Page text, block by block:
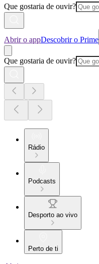
Que gostaria de ouvir?
Abrir o appDescobrir o Prime
Que gostaria de ouvir?
Rádio
Podcasts
Desporto ao vivo
Perto de ti